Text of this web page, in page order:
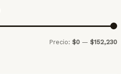
PP
Precio:$0 —$152,230